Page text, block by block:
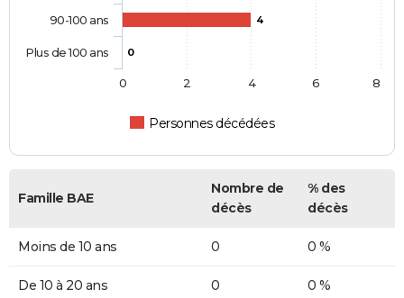
4
0
Personnes décédées
90-100 ans
Plus de 100 ans
0 2 4 6 8
Famille BAE
Nombre de
décès
% des
décès
Moins de 10 ans 0 0 %
De 10 à 20 ans 0 0 %